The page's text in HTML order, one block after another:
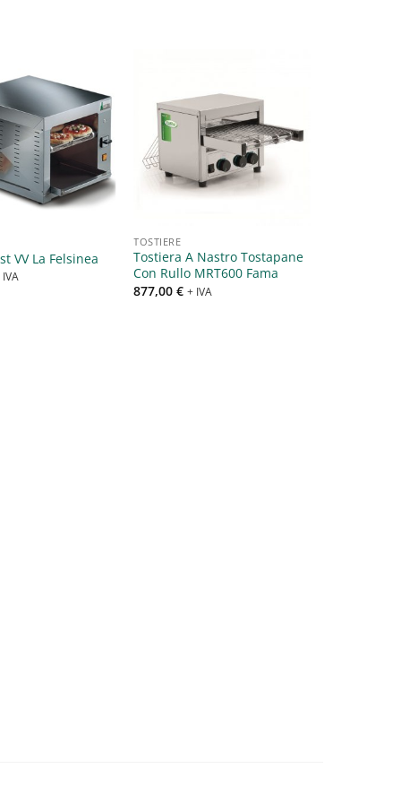
Aggiungi
alla lista
desideri
VV La Felsinea
IVA
Aggiungi
alla lista
desideri
TOSTIERE
Tostiera A Nastro Tostapane
Con Rullo MRT600 Fama
877,00€ + IVA